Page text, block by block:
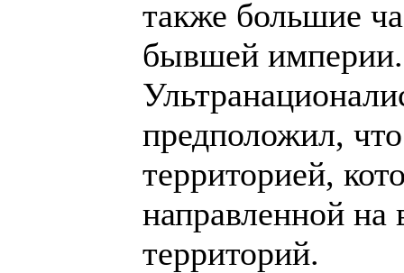
также большие
бывшей империи.
предположил,
территорией,
направленной
территорий.